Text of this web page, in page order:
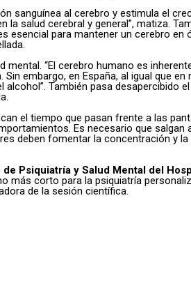
sanguínea al cerebro y estimula el
salud cerebral y general”, matiza.
esencial para mantener un cerebro
“El cerebro humano es
embargo, en España, al igual que
También pasa desapercibido
el tiempo que pasan frente a las
Es necesario que
deben fomentar la concentración y
Psiquiatría y Salud Mental del
más corto para la psiquiatría
de la sesión científica.